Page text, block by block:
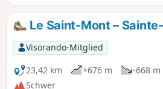
Le Saint-Mont –
Visorando-Mitglied
23,42 km
+676 m -668 m
Schwer